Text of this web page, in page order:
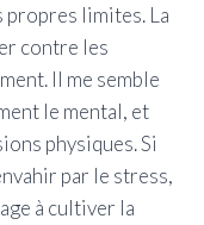
propres limites. La
contre les
Il me semble
le mental, et
physiques. Si
par le stress,
à cultiver la